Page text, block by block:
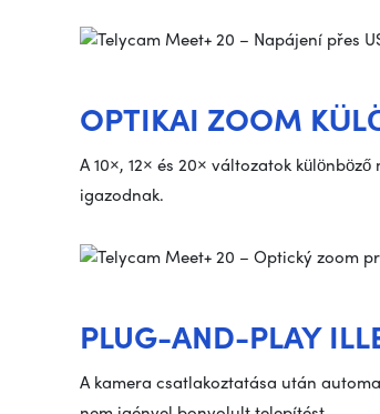
OPTIKAI ZOOM
A 10×, 12× és 20× változatok
igazodnak.
PLUG-AND-PLAY
A kamera csatlakoztatása után